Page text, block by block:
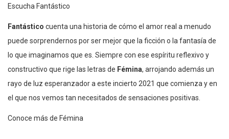
Escucha Fantástico
Fantástico cuenta una historia de cómo el amor real a menudo
puede sorprendernos por ser mejor que la ficción o la fantasía de
lo que imaginamos que es. Siempre con ese espíritu reflexivo y
constructivo que rige las letras de Fémina, arrojando además un
rayo de luz esperanzador a este incierto 2021 que comienza y en
el que nos vemos tan necesitados de sensaciones positivas.
Conoce más de Fémina